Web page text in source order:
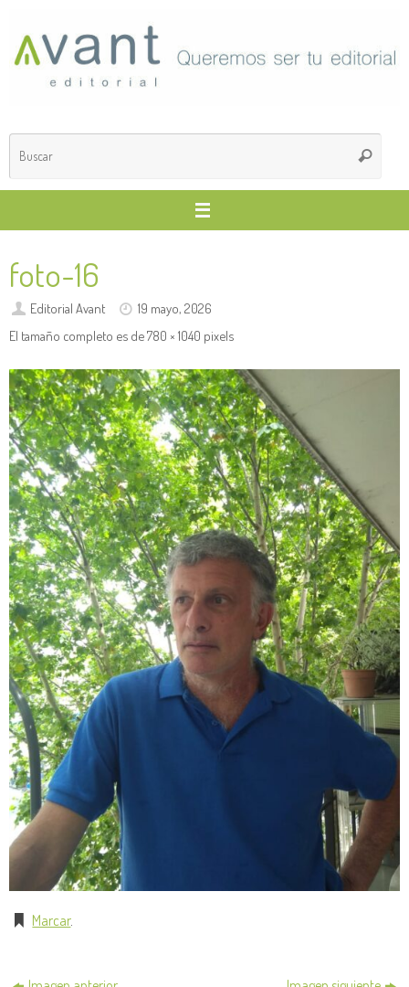
contenido
Buscar
foto-16
Editorial Avant
19 mayo, 2026
El tamaño completo es de780 × 1040 pixels
Marcar.